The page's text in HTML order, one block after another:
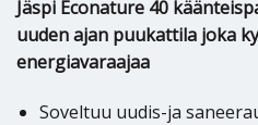
Jäspi Econature 40
uuden ajan puukattila joka
energiavaraajaa
Soveltuu uudis-ja